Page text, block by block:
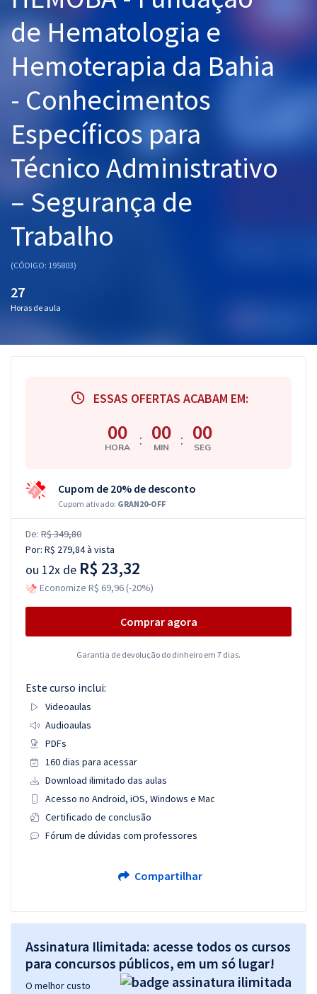
Graduação
Mentorias
Questões grátis
Conteúdo gratuito
Blog
Aprovados
Atendimento
de Hematologia e
Hemoterapia da Bahia
- Conhecimentos
Específicos para
Técnico Administrativo
– Segurança de
Trabalho
(CÓDIGO: 195803)
27
Horas de aula
ESSAS OFERTAS ACABAM EM:
00
HORA : 00
MIN : 00
SEG
Cupom de 20% de desconto
Cupom ativado: GRAN20-OFF
De: R$ 349,80
Por: R$ 279,84à vista
ou 12x de R$ 23,32
Economize R$ 69,96 (-20%)
Comprar agora
Garantia de devolução do dinheiro em 7 dias.
Este curso inclui:
Videoaulas
Audioaulas
PDFs
160 dias para acessar
Download ilimitado das aulas
Acesso no Android, iOS, Windows e Mac
Certificado de conclusão
Fórum de dúvidas com professores
Compartilhar
Assinatura Ilimitada: acesse todos os cursos
para concursos públicos, em um só lugar!
O melhor custo